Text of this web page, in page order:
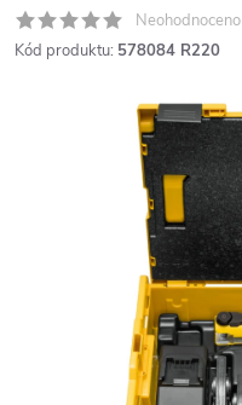
Neohodnoceno
Kód produktu: 578084 R220